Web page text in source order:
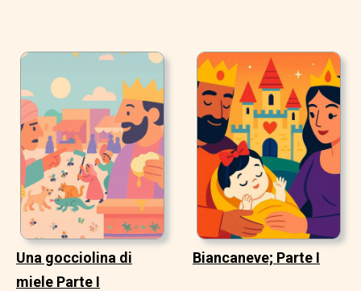
Una gocciolina di
miele Parte I
Biancaneve; Parte I